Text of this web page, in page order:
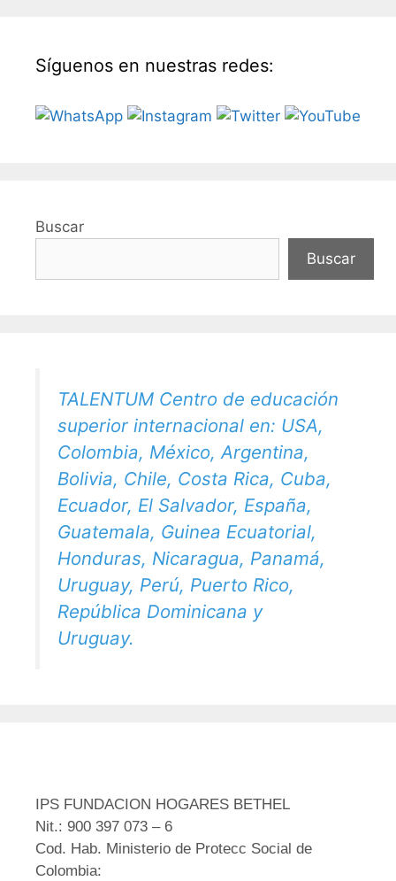
Síguenos en nuestras redes:
Buscar
Buscar
TALENTUM Centro de educación
superior internacional en: USA,
Colombia, México, Argentina,
Bolivia, Chile, Costa Rica, Cuba,
Ecuador, El Salvador, España,
Guatemala, Guinea Ecuatorial,
Honduras, Nicaragua, Panamá,
Uruguay, Perú, Puerto Rico,
República Dominicana y
Uruguay.
IPS FUNDACION HOGARES BETHEL
Nit.: 900 397 073 – 6
Cod. Hab. Ministerio de Protecc Social de
Colombia: